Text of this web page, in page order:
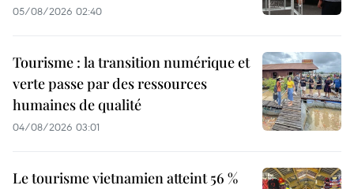
05/08/2026 02:40
Tourisme : la transition numérique et
verte passe par des ressources
humaines de qualité
04/08/2026 03:01
Le tourisme vietnamien atteint 56 %